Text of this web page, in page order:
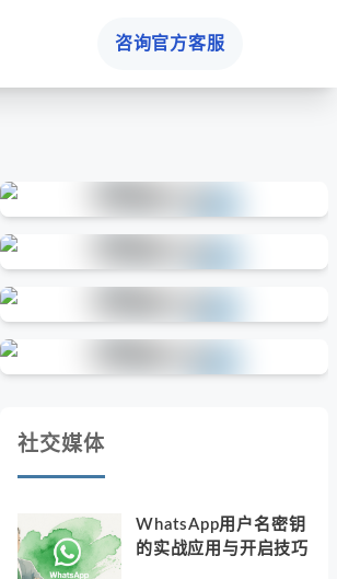
咨询官方客服
社交媒体
WhatsApp用户名密钥
的实战应用与开启技巧